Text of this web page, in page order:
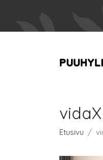
Etusivu